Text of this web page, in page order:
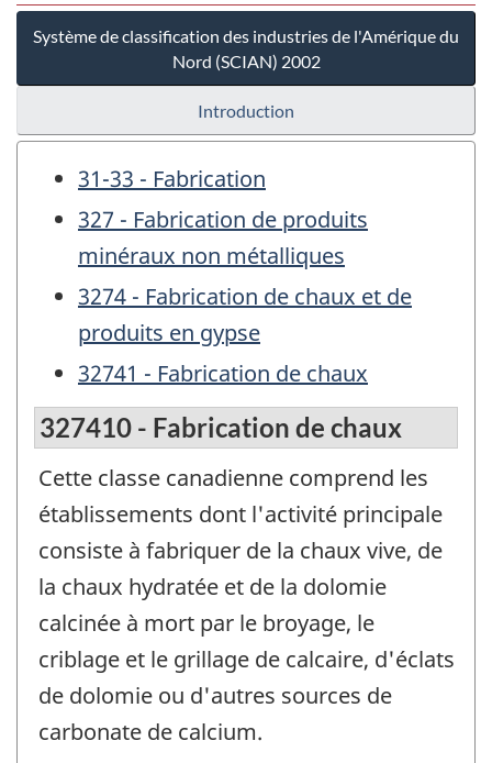
Système de classification des industries de l'Amérique du
Nord (SCIAN) 2002
Introduction
31-33 - Fabrication
327 - Fabrication de produits
minéraux non métalliques
3274 - Fabrication de chaux et de
produits en gypse
32741 - Fabrication de chaux
327410 - Fabrication de chaux
Cette classe canadienne comprend les
établissements dont l'activité principale
consiste à fabriquer de la chaux vive, de
la chaux hydratée et de la dolomie
calcinée à mort par le broyage, le
criblage et le grillage de calcaire, d'éclats
de dolomie ou d'autres sources de
carbonate de calcium.